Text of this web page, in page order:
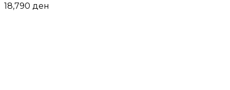
18,790 ден